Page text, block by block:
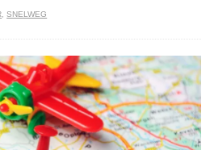
,SNELWEG